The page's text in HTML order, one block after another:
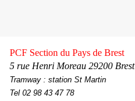
PCF Section du Pays de Brest
5 rue Henri Moreau 29200 Brest
Tramway : station St Martin
Tel 02 98 43 47 78